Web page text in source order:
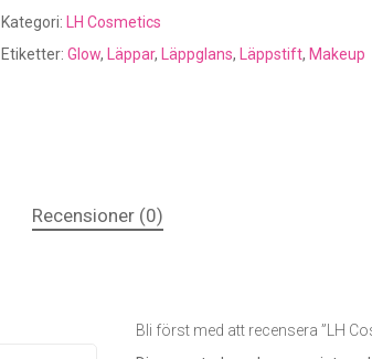
Kategori:
LH Cosmetics
Etiketter: Glow, Läppar, Läppglans, Läppstift, Makeup
Recensioner (0)
Bli först med att recensera ”LH